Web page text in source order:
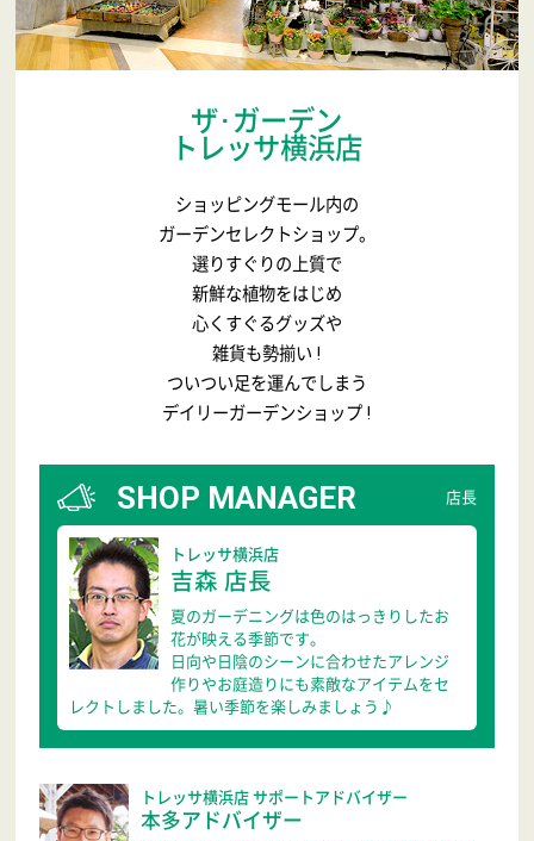
ザ･ガーデン
トレッサ横浜店
ショッピングモール内の
ガーデンセレクトショップ。
選りすぐりの上質で
新鮮な植物をはじめ
心くすぐるグッズや
雑貨も勢揃い !
ついつい足を運んでしまう
デイリーガーデンショップ !
SHOP MANAGER 店長
トレッサ横浜店
吉森 店長
夏のガーデニングは色のはっきりしたお
花が映える季節です。
日向や日陰のシーンに合わせたアレンジ
作りやお庭造りにも素敵なアイテムをセ
レクトしました。暑い季節を楽しみましょう♪
トレッサ横浜店 サポートアドバイザー
本多アドバイザー